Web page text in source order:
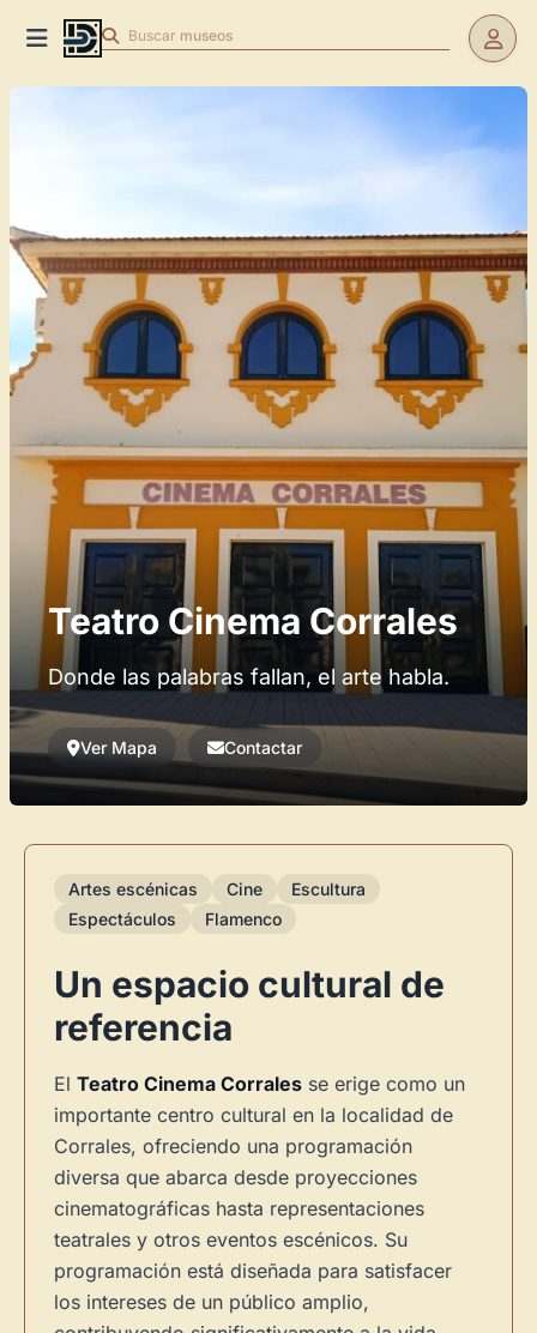
Buscar museos
Teatro Cinema Corrales
Donde las palabras fallan, el arte habla.
Ver Mapa Contactar
Artes escénicas Cine
Escultura
Espectáculos
Flamenco
Un espacio cultural de
referencia
El Teatro Cinema Corrales se erige como un
importante centro cultural en la localidad de
Corrales, ofreciendo una programación
diversa que abarca desde proyecciones
cinematográficas hasta representaciones
teatrales y otros eventos escénicos. Su
programación está diseñada para satisfacer
los intereses de un público amplio,